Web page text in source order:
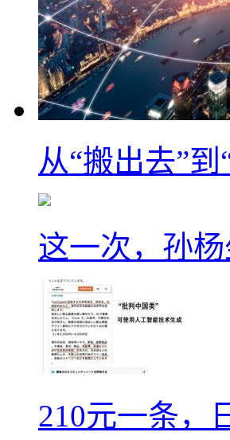
从“搬出去”
这一次，孙
210元一条，